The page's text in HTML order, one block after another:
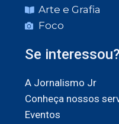
Arte e Grafia
Foco
Se interessou?
A Jornalismo Jr
Conheça nossos
Eventos